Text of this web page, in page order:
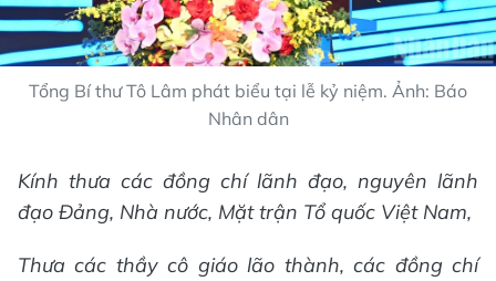
Tổng Bí thư Tô Lâm phát biểu tại lễ kỷ niệm. Ảnh: Báo
Nhân dân
Kính thưa các đồng chí lãnh đạo, nguyên lãnh
đạo Đảng, Nhà nước, Mặt trận Tổ quốc Việt Nam,
Thưa các thầy cô giáo lão thành, các đồng chí